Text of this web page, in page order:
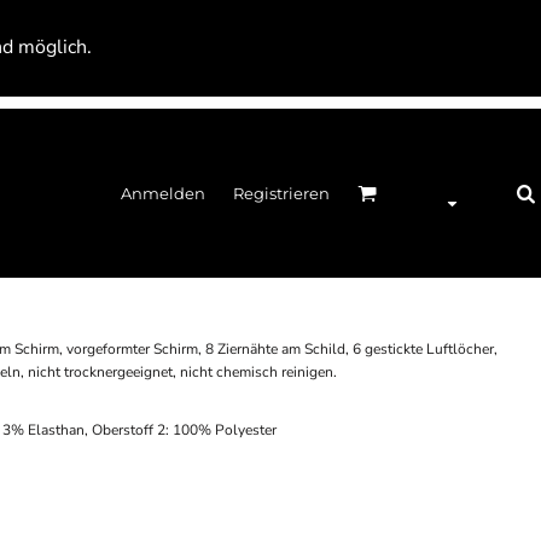
möglich.
Anmelden Registrieren
vorgeformter Schirm, 8 Ziernähte am Schild, 6 gestickte Luftlöcher,
nicht trocknergeeignet, nicht chemisch reinigen.
Elasthan, Oberstoff 2: 100% Polyester